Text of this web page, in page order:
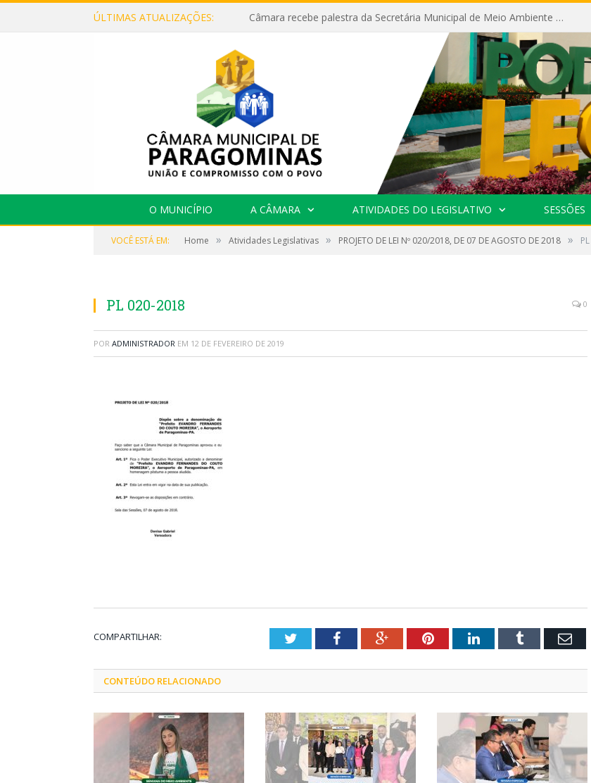
ÚLTIMAS ATUALIZAÇÕES: Câmara recebe palestra da Secretária Municipal de Meio Ambiente sobre as ações da “SEMANA DO MEIO AMBIENTE”
O MUNICÍPIO A CÂMARA ATIVIDADES DO LEGISLATIVO SESSÕES
VOCÊ ESTÁ EM: Home » Atividades Legislativas » PROJETO DE LEI Nº 020/2018, DE 07 DE AGOSTO DE 2018 »
PL 020-2018 0
POR ADMINISTRADOR EM 12 DE FEVEREIRO DE 2019
COMPARTILHAR: TwitterFacebookGoogle+PinterestLinkedInTumblr
CONTEÚDO RELACIONADO